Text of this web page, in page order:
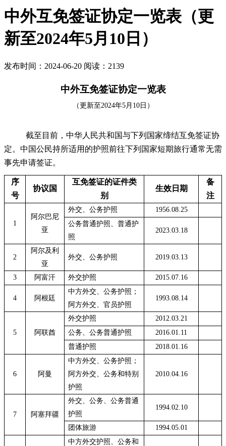
中外互免签证协定一览表（更
新至2024年5月10日）
发布时间：2024-06-20 阅读：2139
中外互免签证协定一览表
（更新至 2024年5月 10日）
截至目前 ，中华人民共和国与下列国家缔结互免签证协
定。中国公民持所适用的护照前往下列国家短期旅行通常无需
事先申请签证。
序
号
协议国
互免签证的证件类
别
生效日期
备
注
1
阿尔巴尼
亚
外交、公务护照
1956.08.25
公务普通护照、普通护
照
2023.03.18
2
阿尔及利
亚
外交、公务护照 2019.03.13
3 阿富汗 外交护照 2015.07.16
4 阿根廷
中方外交、公务护照；
1993.08.14
阿方外交、官员护照
5 阿联酋
外交护照
2012.03.21
公务、公务普通护照
2016.01.11
普通护照
2018.01.16
6 阿曼
中方外交、公务护照；
2010.04.16
阿方外交、公务和特别
护照
7 阿塞拜疆
外交、公务、公务普通
护照
1994.02.10
团体旅游 1994.05.01
中方外交护照、公务和